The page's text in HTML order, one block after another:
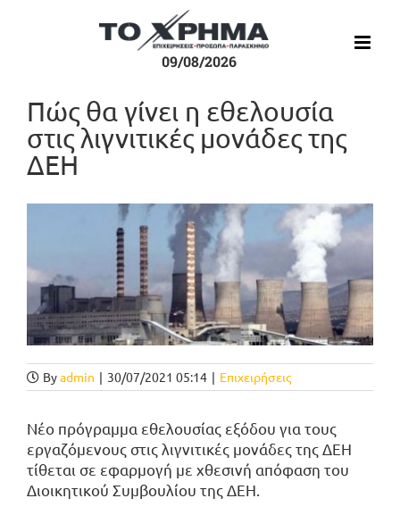
09/08/2026
Πώς θα γίνει η εθελουσία
στις λιγνιτικές μονάδες της
ΔΕΗ
Byadmin | 30/07/2021 05:14 | Επιχειρήσεις
Νέο πρόγραμμα εθελουσίας εξόδου για τους
εργαζόμενους στις λιγνιτικές μονάδες της ΔΕΗ
τίθεται σε εφαρμογή με χθεσινή απόφαση του
Διοικητικού Συμβουλίου της ΔΕΗ.